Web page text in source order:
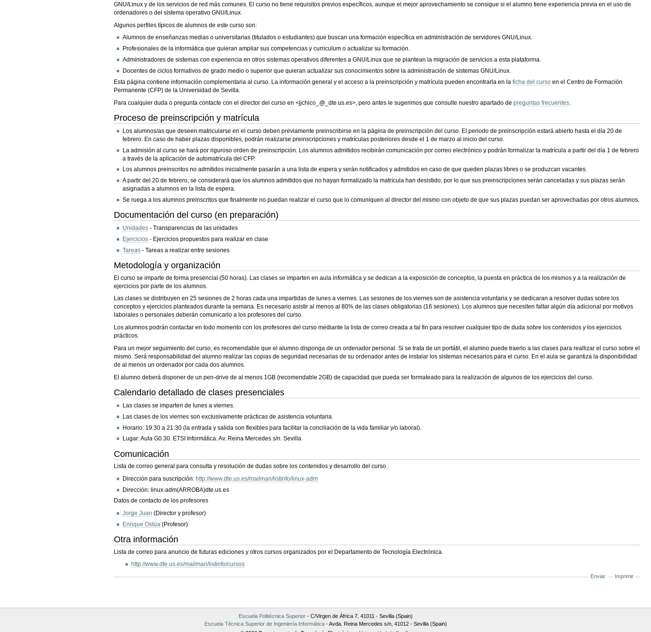
GNU/Linux y de los servicios de red más comunes. El curso no tiene requisitos previos específicos, aunque el mejor aprovechamiento se consigue si el alumno tiene experiencia previa en el uso de
ordenadores o del sistema operativo GNU/Linux.
Algunos perfiles típicos de alumnos de este curso son:
Alumnos de enseñanzas medias o universitarias (titulados o estudiantes) que buscan una formación específica en administración de servidores GNU/Linux.
Profesionales de la informática que quieran ampliar sus competencias y curriculum o actualizar su formación.
Administradores de sistemas con experiencia en otros sistemas operativos diferentes a GNU/Linux que se plantean la migración de servicios a esta plataforma.
Docentes de ciclos formativos de grado medio o superior que quieran actualizar sus conocimientos sobre la administración de sistemas GNU/Linux.
Esta página contiene información complementaria al curso. La información general y el acceso a la preinscripción y matrícula pueden encontrarla en laficha del curso en el Centro de Formación
Permanente (CFP) de la Universidad de Sevilla.
Para cualquier duda o pregunta contacte con el director del curso en <jjchico_@_dte.us.es>, pero antes le sugerimos que consulte nuestro apartado depreguntas frecuentes
Proceso de preinscripción y matrícula
Los alumnos/as que deseen matricularse en el curso deben previamente preinscribirse en la página de preinscripción del curso. El periodo de preinscripción estará abierto hasta el día 20 de
febrero. En caso de haber plazas disponibles, podrán realizarse preinscripciones y matrículas posteriores desde el 1 de marzo al inicio del curso.
La admisión al curso se hará por riguroso orden de preinscripción. Los alumnos admitidos recibirán comunicación por correo electrónico y podrán formalizar la matrícula a partir del día 1 de febrero
a través de la aplicación de automatrícula del CFP.
Los alumnos preinscritos no admitidos inicialmente pasarán a una lista de espera y serán notificados y admitidos en caso de que queden plazas libres o se produzcan vacantes.
A partir del 20 de febrero, se considerará que los alumnos admitidos que no hayan formalizado la matrícula han desistido, por lo que sus preinscripciones serán canceladas y sus plazas serán
asignadas a alumnos en la lista de espera.
Se ruega a los alumnos preinscritos que finalmente no puedan realizar el curso que lo comuniquen al director del mismo con objeto de que sus plazas puedan ser aprovechadas por otros alumnos.
Documentación del curso (en preparación)
Unidades- Transparencias de las unidades
Ejercicios- Ejercicios propuestos para realizar en clase
Tareas- Tareas a realizar entre sesiones
Metodología y organización
El curso se imparte de forma presencial (50 horas). Las clases se imparten en aula informática y se dedican a la exposición de conceptos, la puesta en práctica de los mismos y a la realización de
ejercicios por parte de los alumnos.
Las clases se distribuyen en 25 sesiones de 2 horas cada una impartidas de lunes a viernes. Las sesiones de los viernes son de asistencia voluntaria y se dedicaran a resolver dudas sobre los
conceptos y ejercicios planteados durante la semana. Es necesario asistir al menos al 80% de las clases obligatorias (16 sesiones). Los alumnos que necesiten faltar algún día adicional por motivos
laborales o personales deberán comunicarlo a los profesores del curso.
Los alumnos podrán contactar en todo momento con los profesores del curso mediante la lista de correo creada a tal fin para resolver cualquier tipo de duda sobre los contenidos y los ejercicios
prácticos.
Para un mejor seguimiento del curso, es recomendable que el alumno disponga de un ordenador personal. Si se trata de un portátil, el alumno puede traerlo a las clases para reallizar el curso sobre el
mismo. Será responsabilidad del alumno realizar las copias de seguridad necesarias de su ordenador antes de instalar los sistemas necesarios para el curso. En el aula se garantiza la disponibilidad
de al menos un ordenador por cada dos alumnos.
El alumno deberá disponer de un pen-drive de al menos 1GB (recomendable 2GB) de capacidad que pueda ser formateado para la realización de algunos de los ejercicios del curso.
Calendario detallado de clases presenciales
Las clases se imparten de lunes a viernes.
Las clases de los viernes son exclusivamente prácticas de asistencia voluntaria.
Horario: 19:30 a 21:30 (la entrada y salida son flexibles para facilitar la conciliación de la vida familiar y/o laboral).
Lugar: Aula G0.30. ETSI Informática. Av. Reina Mercedes s/n. Sevilla
Comunicación
Lista de correo general para consulta y resolución de dudas sobre los contenidos y desarrollo del curso.
Dirección para suscripción: http://www.dte.us.es/mailman/listinfo/linux-adm
Dirección: linux-adm(ARROBA)dte.us.es
Datos de contacto de los profesores
Jorge Juan (Director y profesor)
Enrique Ostúa (Profesor)
Otra información
Lista de correo para anuncio de futuras ediciones y otros cursos organizados por el Departamento de Tecnología Electrónica.
http://www.dte.us.es/mailman/listinfo/cursos
Enviar Imprimir
Escuela Politécnica Superior- C/Virgen de África 7, 41011 - Sevilla (Spain)
Escuela Técnica Superior de Ingeniería Informática- Avda. Reina Mercedes s/n, 41012 - Sevilla (Spain)